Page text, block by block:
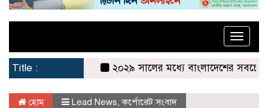
Toggle
Title :
২০২৯ সালের মধ্যে বাংলাদেশের সবচেয়ে
হোম Lead News ,কর্পোরেট সংবাদ